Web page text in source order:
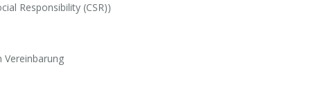
Responsibility (CSR))
Vereinbarung